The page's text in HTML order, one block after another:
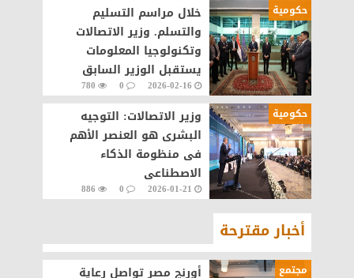
حكومية
خلال مراسم التسليم
والتسلم. وزير الاتصالات
وتكنولوجيا المعلومات
يستقبل الوزير السابق
ويبحث معه ملفات العمل
بالوزارة.
2026-02-16
0
780
حكومية
وزير الاتصالات: التوجيه
البشرى هو العنصر الأهم
فى منظومة الذكاء
الاصطناعى
2026-01-21
0
886
أخبار مقترحة
مجتمع أورنچ مصر تواصل رعاية